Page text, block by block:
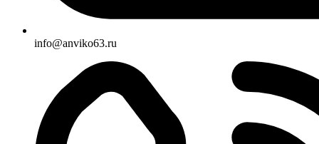
info@anviko63.ru